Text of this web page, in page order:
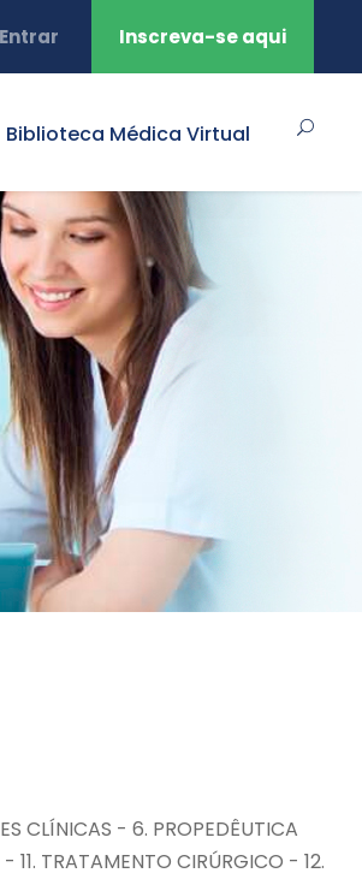
Inscreva-se aqui
Biblioteca Médica Virtual
CLÍNICAS - 6. PROPEDÊUTICA
TRATAMENTO CIRÚRGICO - 12.